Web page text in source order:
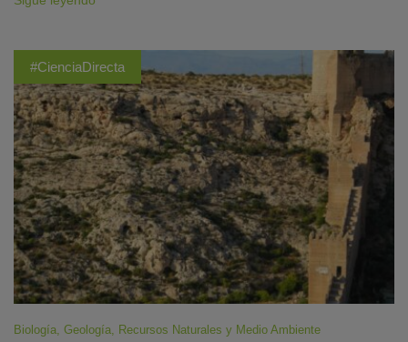
#CienciaDirecta
Biología, Geología, Recursos Naturales y Medio Ambiente